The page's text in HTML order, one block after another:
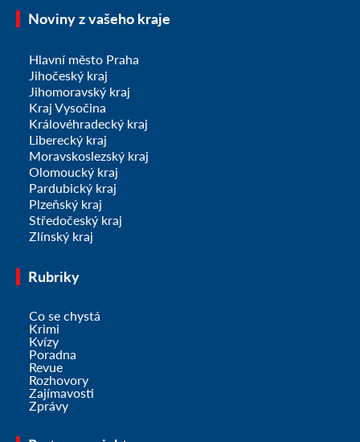
Noviny z vašeho kraje
Hlavní město Praha
Jihočeský kraj
Jihomoravský kraj
Kraj Vysočina
Královéhradecký kraj
Liberecký kraj
Moravskoslezský kraj
Olomoucký kraj
Pardubický kraj
Plzeňský kraj
Středočeský kraj
Zlínský kraj
Rubriky
Co se chystá
Krimi
Kvízy
Poradna
Revue
Rozhovory
Zajímavosti
Zprávy